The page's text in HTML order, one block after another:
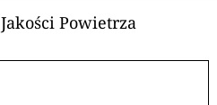
Powietrza